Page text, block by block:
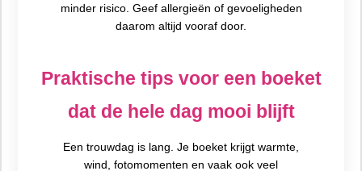
minder risico. Geef allergieën of gevoeligheden
daarom altijd vooraf door.
Praktische tips voor een boeket
dat de hele dag mooi blijft
Een trouwdag is lang. Je boeket krijgt warmte,
wind, fotomomenten en vaak ook veel